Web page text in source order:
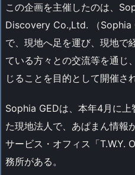
この企画を主催したのは、
Discovery Co.,Ltd. （Sophia
で、現地へ足を運び、現地で
ている方々との交流等を通じ
じることを目的として開催さ
Sophia GEDは、本年4月に
た現地法人で、あぱまん情報
サービス・オフィス「T.W.Y.
務所がある。